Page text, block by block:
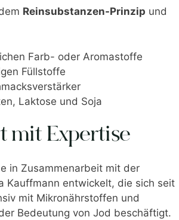
Reinsubstanzen-Prinzip und
Farb- oder Aromastoffe
Füllstoffe
Laktose und Soja
mit Expertise
in Zusammenarbeit mit der
Kauffmann entwickelt, die sich seit
mit Mikronährstoffen und
Bedeutung von Jod beschäftigt.